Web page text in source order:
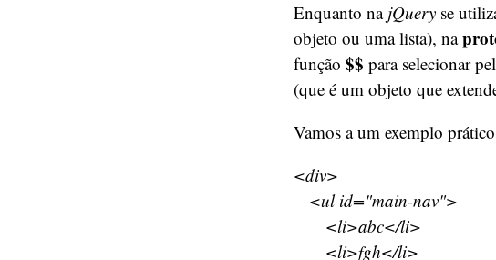
Enquanto na jQuery se
objeto ou uma lista), na
função $$ para selecionar
(que é um objeto que
Vamos a um exemplo
<div>
<ul id="main-nav">
<li>abc</li>
<li>fgh</li>